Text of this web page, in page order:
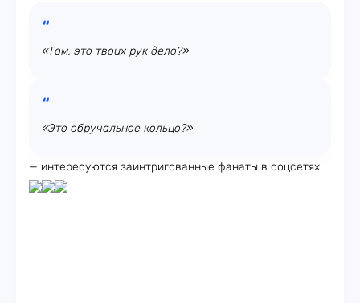
«Том, это твоих рук дело?»
«Это обручальное кольцо?»
— интересуются заинтригованные фанаты в соцсетях.